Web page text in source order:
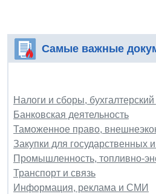
Самые важные
Налоги и сборы, бухгалтерский
Банковская деятельность
Таможенное право,
Закупки для государственных
Промышленность, топливно-
Транспорт и связь
Информация, реклама и СМИ